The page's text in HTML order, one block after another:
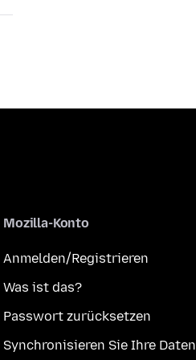
Mozilla-Konto
Anmelden/Registrieren
Was ist das?
Passwort zurücksetzen
Synchronisieren Sie Ihre Daten